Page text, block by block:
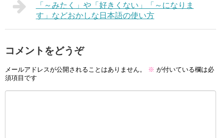
「～みたく」や「好きくない」「～になりま
す」などおかしな日本語の使い方
コメントをどうぞ
メールアドレスが公開されることはありません。 ※ が付いている欄は必
須項目です